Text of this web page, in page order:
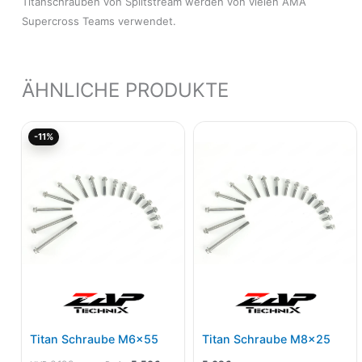
Supercross Teams verwendet.
ÄHNLICHE PRODUKTE
-11%
Titan Schraube M6x55 Titan Schraube M8x25